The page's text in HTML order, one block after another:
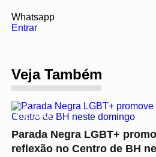
Whatsapp
Entrar
Veja Também
CULTURA
Parada Negra LGBT+
reflexão no Centro de BH